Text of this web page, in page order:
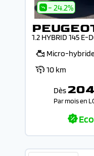
- 24.2%
1.2 HYBRID 145 E-
Micro-
10 km
Dès
Par mois en